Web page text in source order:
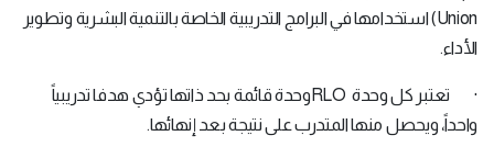
Union) استخدامها في البرامج التدريبية الخاصة بالتنمية البشرية وتطوير
الأداء.
· تعتبر كل وحدة RLOوحدة قائمة بحد ذاتها تؤدي هدفا تدريبياً
واحداً، ويحصل منها المتدرب على نتيجة بعد إنهائها.